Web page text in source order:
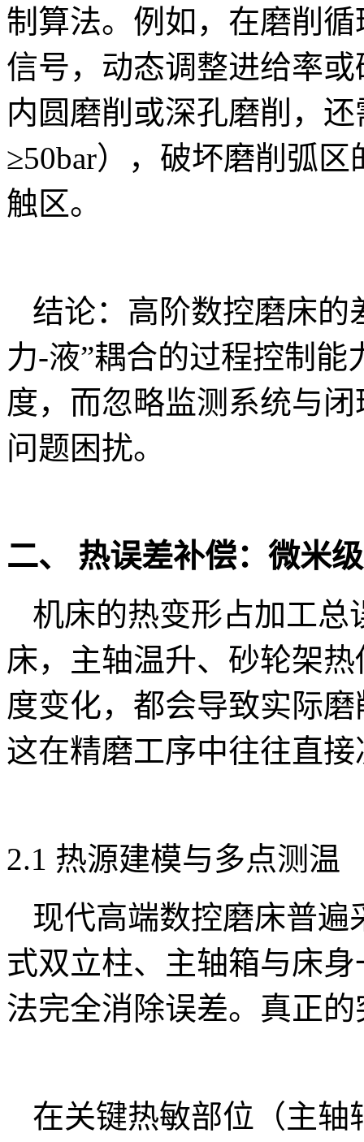
制算法。例如，在磨削
信号，动态调整进给率
内圆磨削或深孔磨削，
≥50bar），破坏磨削弧
触区。
结论：高阶数控磨床的
力-液”耦合的过程控制
度，而忽略监测系统与
问题困扰。
二、 热误差补偿：微米
机床的热变形占加工总
床，主轴温升、砂轮架
度变化，都会导致实际
这在精磨工序中往往直
2.1 热源建模与多点测温
现代高端数控磨床普遍
式双立柱、主轴箱与床
法完全消除误差。真正
在关键热敏部位（主轴